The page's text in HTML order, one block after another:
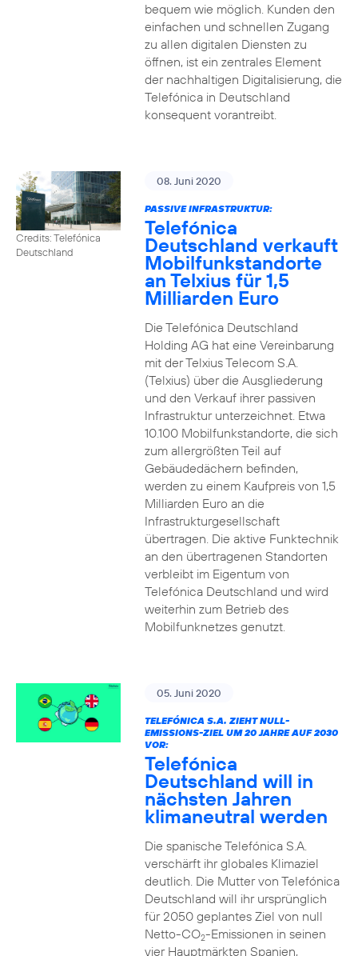
bequem wie möglich. Kunden den
einfachen und schnellen Zugang
zu allen digitalen Diensten zu
öffnen, ist ein zentrales Element
der nachhaltigen Digitalisierung, die
Telefónica in Deutschland
konsequent vorantreibt.
Credits: Telefónica
Deutschland
08. Juni 2020
PASSIVE INFRASTRUKTUR:
Telefónica
Deutschland verkauft
Mobilfunkstandorte
an Telxius für 1,5
Milliarden Euro
Die Telefónica Deutschland
Holding AG hat eine Vereinbarung
mit der Telxius Telecom S.A.
(Telxius) über die Ausgliederung
und den Verkauf ihrer passiven
Infrastruktur unterzeichnet. Etwa
10.100 Mobilfunkstandorte, die sich
zum allergrößten Teil auf
Gebäudedächern befinden,
werden zu einem Kaufpreis von 1,5
Milliarden Euro an die
Infrastrukturgesellschaft
übertragen. Die aktive Funktechnik
an den übertragenen Standorten
verbleibt im Eigentum von
Telefónica Deutschland und wird
weiterhin zum Betrieb des
Mobilfunknetzes genutzt.
05. Juni 2020
TELEFÓNICA S.A. ZIEHT NULL-
EMISSIONS-ZIEL UM 20 JAHRE AUF 2030
VOR:
Telefónica
Deutschland will in
nächsten Jahren
klimaneutral werden
Die spanische Telefónica S.A.
verschärft ihr globales Klimaziel
deutlich. Die Mutter von Telefónica
Deutschland will ihr ursprünglich
für 2050 geplantes Ziel von null
Netto-CO2-Emissionen in seinen
vier Hauptmärkten Spanien,